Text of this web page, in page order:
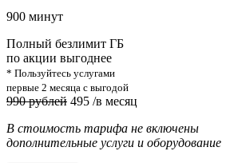
900 минут
Полный безлимит ГБ
по акции выгоднее
* Пользуйтесь услугами
первые 2 месяца с выгодой
990 рублей 495 /в месяц
В стоимость тарифа не включены
дополнительные услуги и оборудование